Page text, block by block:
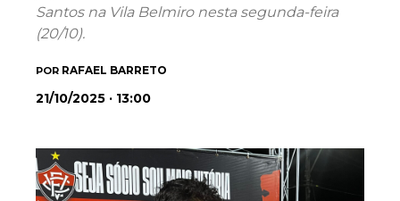
Santos na Vila Belmiro nesta segunda-feira
(20/10).
POR RAFAEL BARRETO
21/10/2025 · 13:00